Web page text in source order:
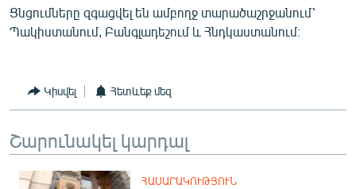
«Ազատության» բոլոր կայքերը
Ցնցումները զգացվել են ամբողջ տարածաշրջանում՝
Պակիստանում, Բանգլադեշում և Հնդկաստանում։
Կիսվել Հետևեք մեզ
Շարունակել կարդալ
ՀԱՍԱՐԱԿՈՒԹՅՈՒՆ